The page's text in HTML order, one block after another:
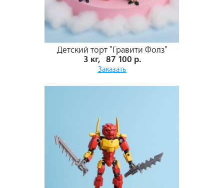
Детский торт "Гравити Фолз"
3 кг, 87 100 р.
Заказать